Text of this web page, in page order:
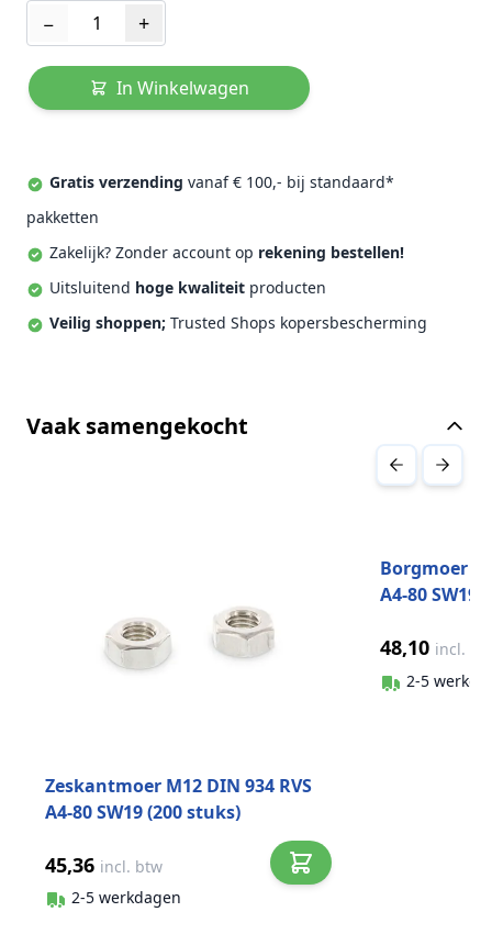
− +
In Winkelwagen
Gratis verzending vanaf € 100,- bij standaard*
pakketten
Zakelijk? Zonder account op rekening bestellen!
Uitsluitend hoge kwaliteit producten
Veilig shoppen; Trusted Shops kopersbescherming
Vaak samengekocht
Zeskantmoer M12 DIN 934 RVS
A4-80 SW19 (200 stuks)
45,36 incl. btw
2-5 werkdagen
Borgmoer
A4-80 SW19
48,10 incl.
2-5